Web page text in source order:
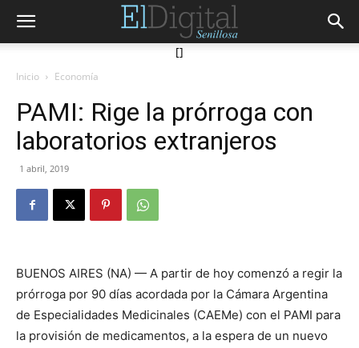
[]
Inicio Economía
PAMI: Rige la prórroga con
laboratorios extranjeros
1 abril, 2019
BUENOS AIRES (NA) — A partir de hoy comenzó a regir la
prórroga por 90 días acordada por la Cámara Argentina
de Especialidades Medicinales (CAEMe) con el PAMI para
la provisión de medicamentos, a la espera de un nuevo